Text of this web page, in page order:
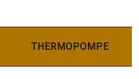
THERMOPOMPE